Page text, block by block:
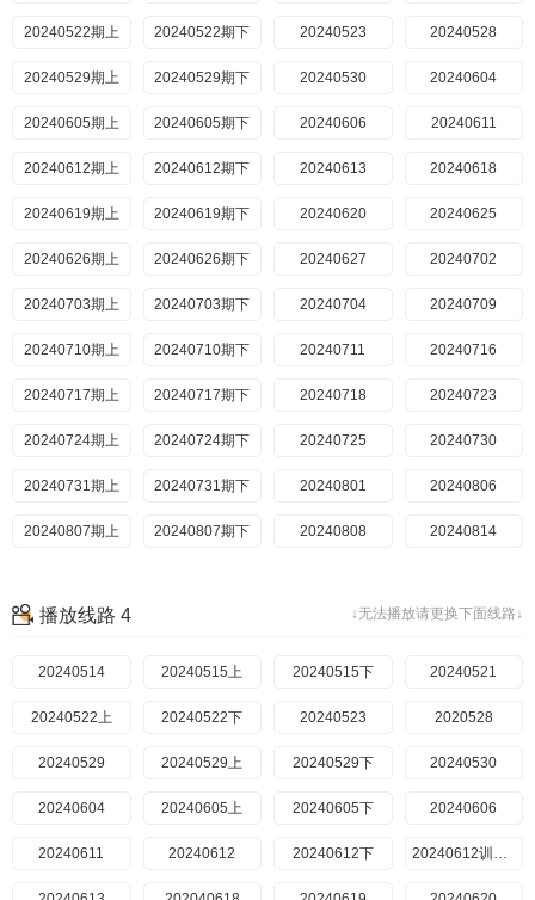
20240522期上 20240522期下 20240523 20240528
20240529期上 20240529期下 20240530 20240604
20240605期上 20240605期下 20240606 20240611
20240612期上 20240612期下 20240613 20240618
20240619期上 20240619期下 20240620 20240625
20240626期上 20240626期下 20240627 20240702
20240703期上 20240703期下 20240704 20240709
20240710期上 20240710期下 20240711 20240716
20240717期上 20240717期下 20240718 20240723
20240724期上 20240724期下 20240725 20240730
20240731期上 20240731期下 20240801 20240806
20240807期上 20240807期下 20240808 20240814
↓无法播放请更换下面线路↓
播放线路 4
20240514 20240515上 20240515下 20240521
20240522上 20240522下 20240523 2020528
20240529 20240529上 20240529下 20240530
20240604 20240605上 20240605下 20240606
20240611 20240612 20240612下 20240612训练营